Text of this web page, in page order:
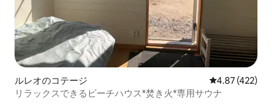
ルレオのコテージ レビュー422
4.87 (422)
リラックスできるビーチハウス*焚き火*専用サウナ